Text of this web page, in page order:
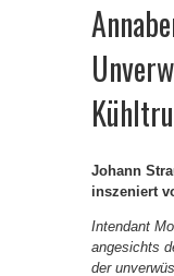
Johann
inszeniert
Intendant
angesichts
der